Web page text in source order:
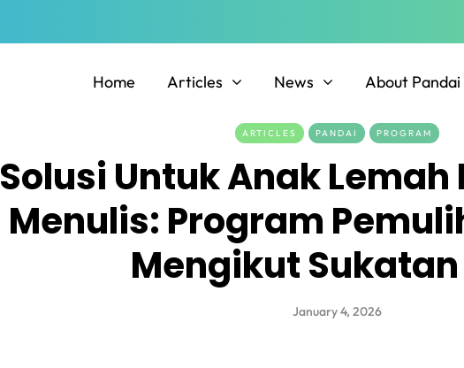
Home Articles News About Pandai
ARTICLES PANDAI PROGRAM
Solusi Untuk Anak
Menulis: Program
Mengikut Sukatan
January 4, 2026